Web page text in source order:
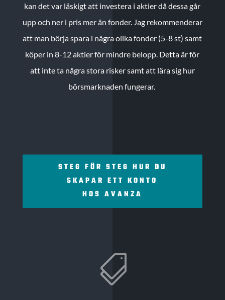
kan det var läskigt att investera i aktier då dessa går
upp och ner i pris mer än fonder. Jag rekommenderar
att man börja spara i några olika fonder (5-8 st) samt
köper in 8-12 aktier för mindre belopp. Detta är för
att inte ta några stora risker samt att lära sig hur
börsmarknaden fungerar.
STEG FÖR STEG HUR DU
SKAPAR ETT KONTO
HOS AVANZA
